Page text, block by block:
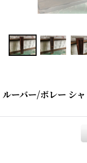
ルーバー/ボレー シ